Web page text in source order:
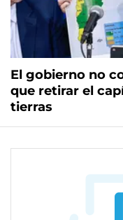
El gobierno no
que retirar el
tierras